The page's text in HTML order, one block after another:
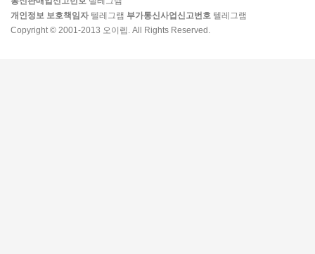
개인정보 보호책임자 텔레그램 부가통신사업신고번호 텔레그램
Copyright © 2001-2013 오이렙. All Rights Reserved.